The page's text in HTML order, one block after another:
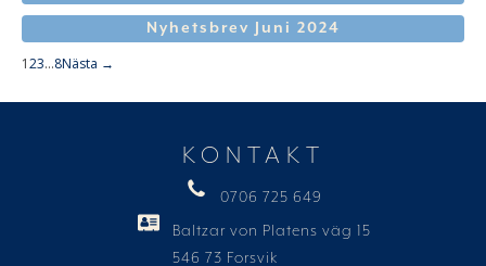
Nyhetsbrev Juni 2024
123…8Nästa →
KONTAKT
0706 725 649
Baltzar von Platens väg 15
546 73 Forsvik